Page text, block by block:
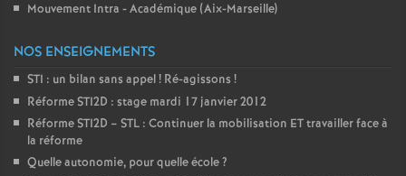
Mouvement Intra - Académique (Aix-Marseille)
NOS ENSEIGNEMENTS
STI : un bilan sans appel! Ré-agissons !
Réforme STI2D : stage mardi 17 janvier 2012
Réforme STI2D – STL : Continuer la mobilisation ET travailler face à
la réforme
Quelle autonomie, pour quelle école?